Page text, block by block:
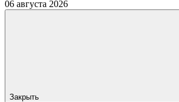
06 августа 2026
Закрыть